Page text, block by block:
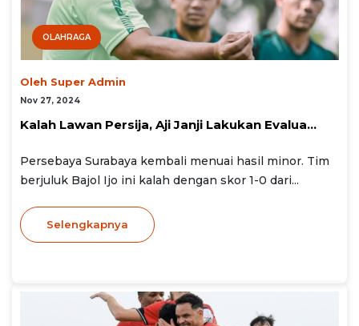
OLAHRAGA
Oleh Super Admin
Nov 27, 2024
Kalah Lawan Persija, Aji Janji Lakukan Evalua...
Persebaya Surabaya kembali menuai hasil minor. Tim
berjuluk Bajol Ijo ini kalah dengan skor 1-0 dari...
Selengkapnya